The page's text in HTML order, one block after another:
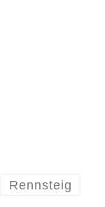
Rennsteig